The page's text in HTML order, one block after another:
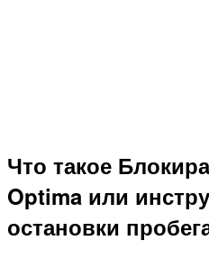
Что такое
Optima или
остановки